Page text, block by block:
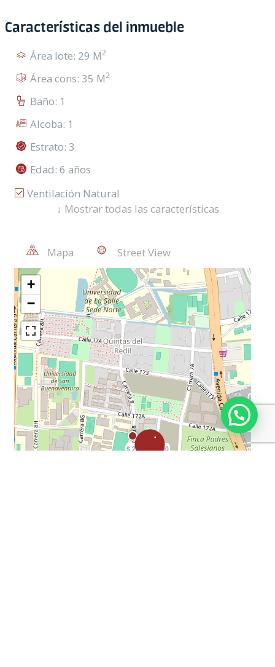
Características del inmueble
Área lote: 29 M2
Área cons: 35 M2
Baño: 1
Alcoba: 1
Estrato: 3
Edad: 6 años
Ventilación Natural
Zona Residencial
Servicio De Lavandería
Closet
Usado
Zona De Ropas
Vigilancia Privada 24*7
Zonas Verdes
Piso En Baldosa
Calentador A Gas
↓ Mostrar todas las características
Mapa Street View